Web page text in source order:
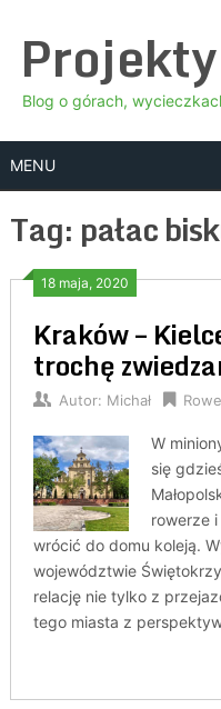
content
Blog o górach,
MENU
Tag: pałac
18 maja, 2020
Kraków –
trochę
Autor: Michał
W
się
rowerze
wrócić do domu koleją.
województwie
relację nie tylko z
tego miasta z